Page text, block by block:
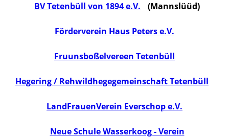
BV Tetenbüll von 1894 e.V. (Mannslüüd)
Förderverein Haus Peters e.V.
Fruunsboßelvereen Tetenbüll
Hegering / Rehwildhegegemeinschaft Tetenbüll
LandFrauenVerein Everschop e.V.
Neue Schule Wasserkoog - Verein